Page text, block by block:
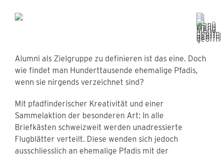
Alumni als Zielgruppe zu definieren ist das eine. Doch
wie findet man Hunderttausende ehemalige Pfadis,
wenn sie nirgends verzeichnet sind?
Mit pfadfinderischer Kreativität und einer
Sammelaktion der besonderen Art: In alle
Briefkästen schweizweit werden unadressierte
Flugblätter verteilt. Diese wenden sich jedoch
ausschliesslich an ehemalige Pfadis mit der